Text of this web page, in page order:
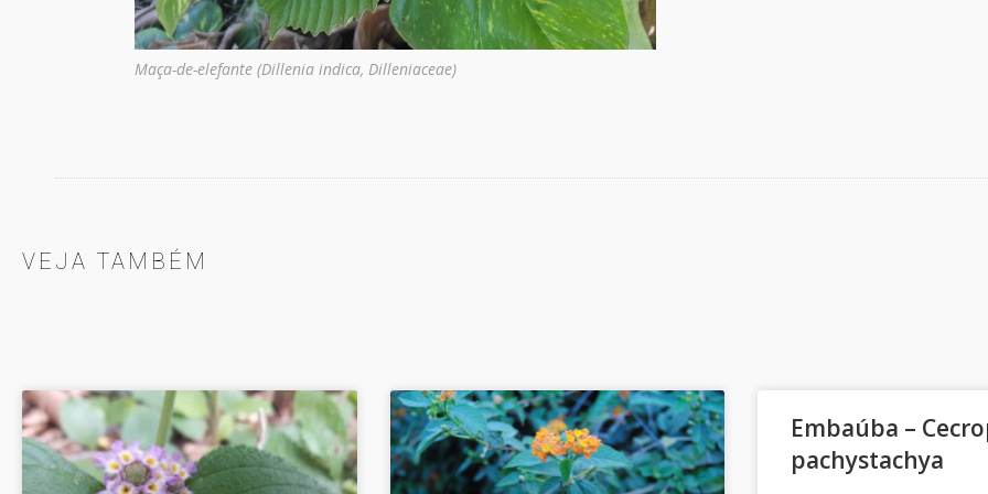
Maça-de-elefante (Dillenia indica, Dilleniaceae)
VEJA TAMBÉM
Embaúba –
pachystachya